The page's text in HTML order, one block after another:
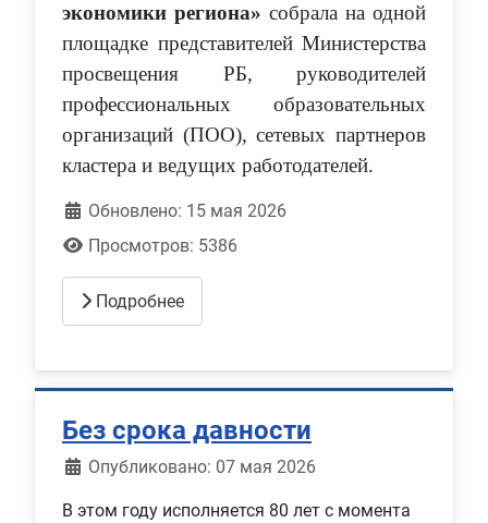
экономики региона» собрала на одной
площадке представителей Министерства
просвещения РБ, руководителей
профессиональных образовательных
организаций (ПОО), сетевых партнеров
кластера и ведущих работодателей.
Обновлено: 15 мая 2026
Просмотров: 5386
Подробнее
Без срока давности
Информация о материале
Опубликовано: 07 мая 2026
В этом году исполняется 80 лет с момента